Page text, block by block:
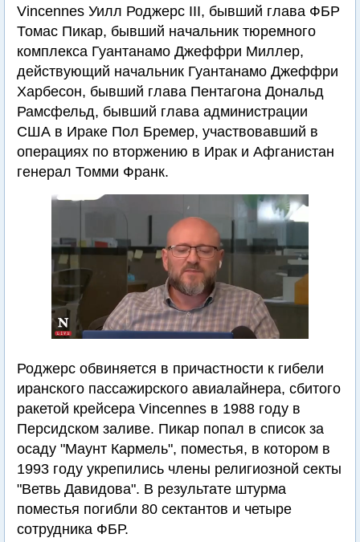
Vincennes Уилл Роджерс III, бывший глава ФБР
Томас Пикар, бывший начальник тюремного
комплекса Гуантанамо Джеффри Миллер,
действующий начальник Гуантанамо Джеффри
Харбесон, бывший глава Пентагона Дональд
Рамсфельд, бывший глава администрации
США в Ираке Пол Бремер, участвовавший в
операциях по вторжению в Ирак и Афганистан
генерал Томми Франк.
Роджерс обвиняется в причастности к гибели
иранского пассажирского авиалайнера, сбитого
ракетой крейсера Vincennes в 1988 году в
Персидском заливе. Пикар попал в список за
осаду "Маунт Кармель", поместья, в котором в
1993 году укрепились члены религиозной секты
"Ветвь Давидова". В результате штурма
поместья погибли 80 сектантов и четыре
сотрудника ФБР.